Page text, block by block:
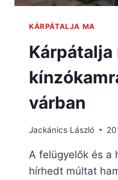
KÁRPÁTALJA MA
Kárpátalja
várban
Jackánics László
A felügyelők és a
hírhedt múltat